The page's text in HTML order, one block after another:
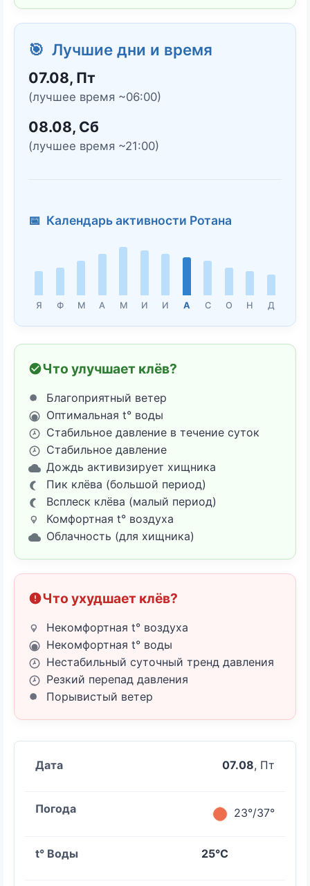
🎯 Лучшие дни и время
07.08, Пт
(лучшее время ~06:00)
08.08, Сб
(лучшее время ~21:00)
📅 Календарь активности Ротана
Я Ф М А М И И А С О Н Д
Что улучшает клёв?
Благоприятный ветер
Оптимальная t° воды
Стабильное давление в течение суток
Стабильное давление
Дождь активизирует хищника
Пик клёва (большой период)
Всплеск клёва (малый период)
Комфортная t° воздуха
Облачность (для хищника)
Что ухудшает клёв?
Некомфортная t° воздуха
Некомфортная t° воды
Нестабильный суточный тренд давления
Резкий перепад давления
Порывистый ветер
07.08, Пт
23°/37°
25°C